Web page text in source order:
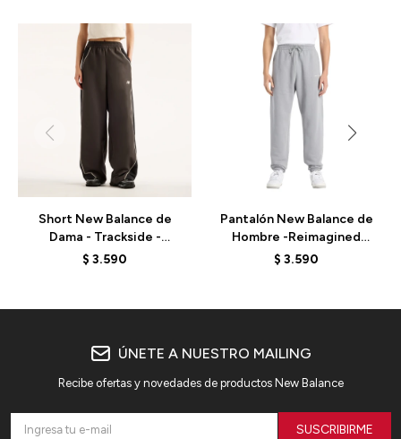
Short New Balance de
Dama - Trackside -
WB62O9UFBLK - DARK
$ 3.590
Pantalón New Balance de
Hombre -Reimagined
Fleece-MP51505YST -
$ 3.590
ÚNETE A NUESTRO MAILING
Recibe ofertas y novedades de productos New Balance
SUSCRIBIRME